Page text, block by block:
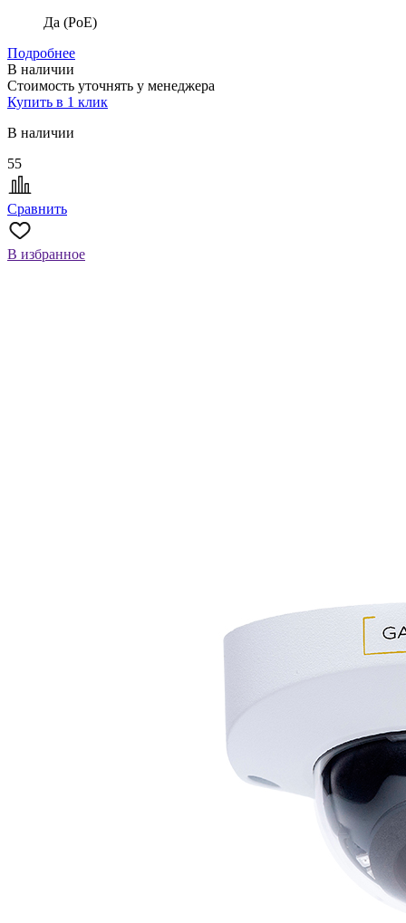
Да (PoE)
Подробнее
В наличии
Стоимость уточнять у менеджера
Купить в 1 клик
В наличии
55
Сравнить
В избранное